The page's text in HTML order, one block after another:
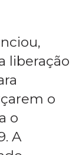
liberação
o
o
A